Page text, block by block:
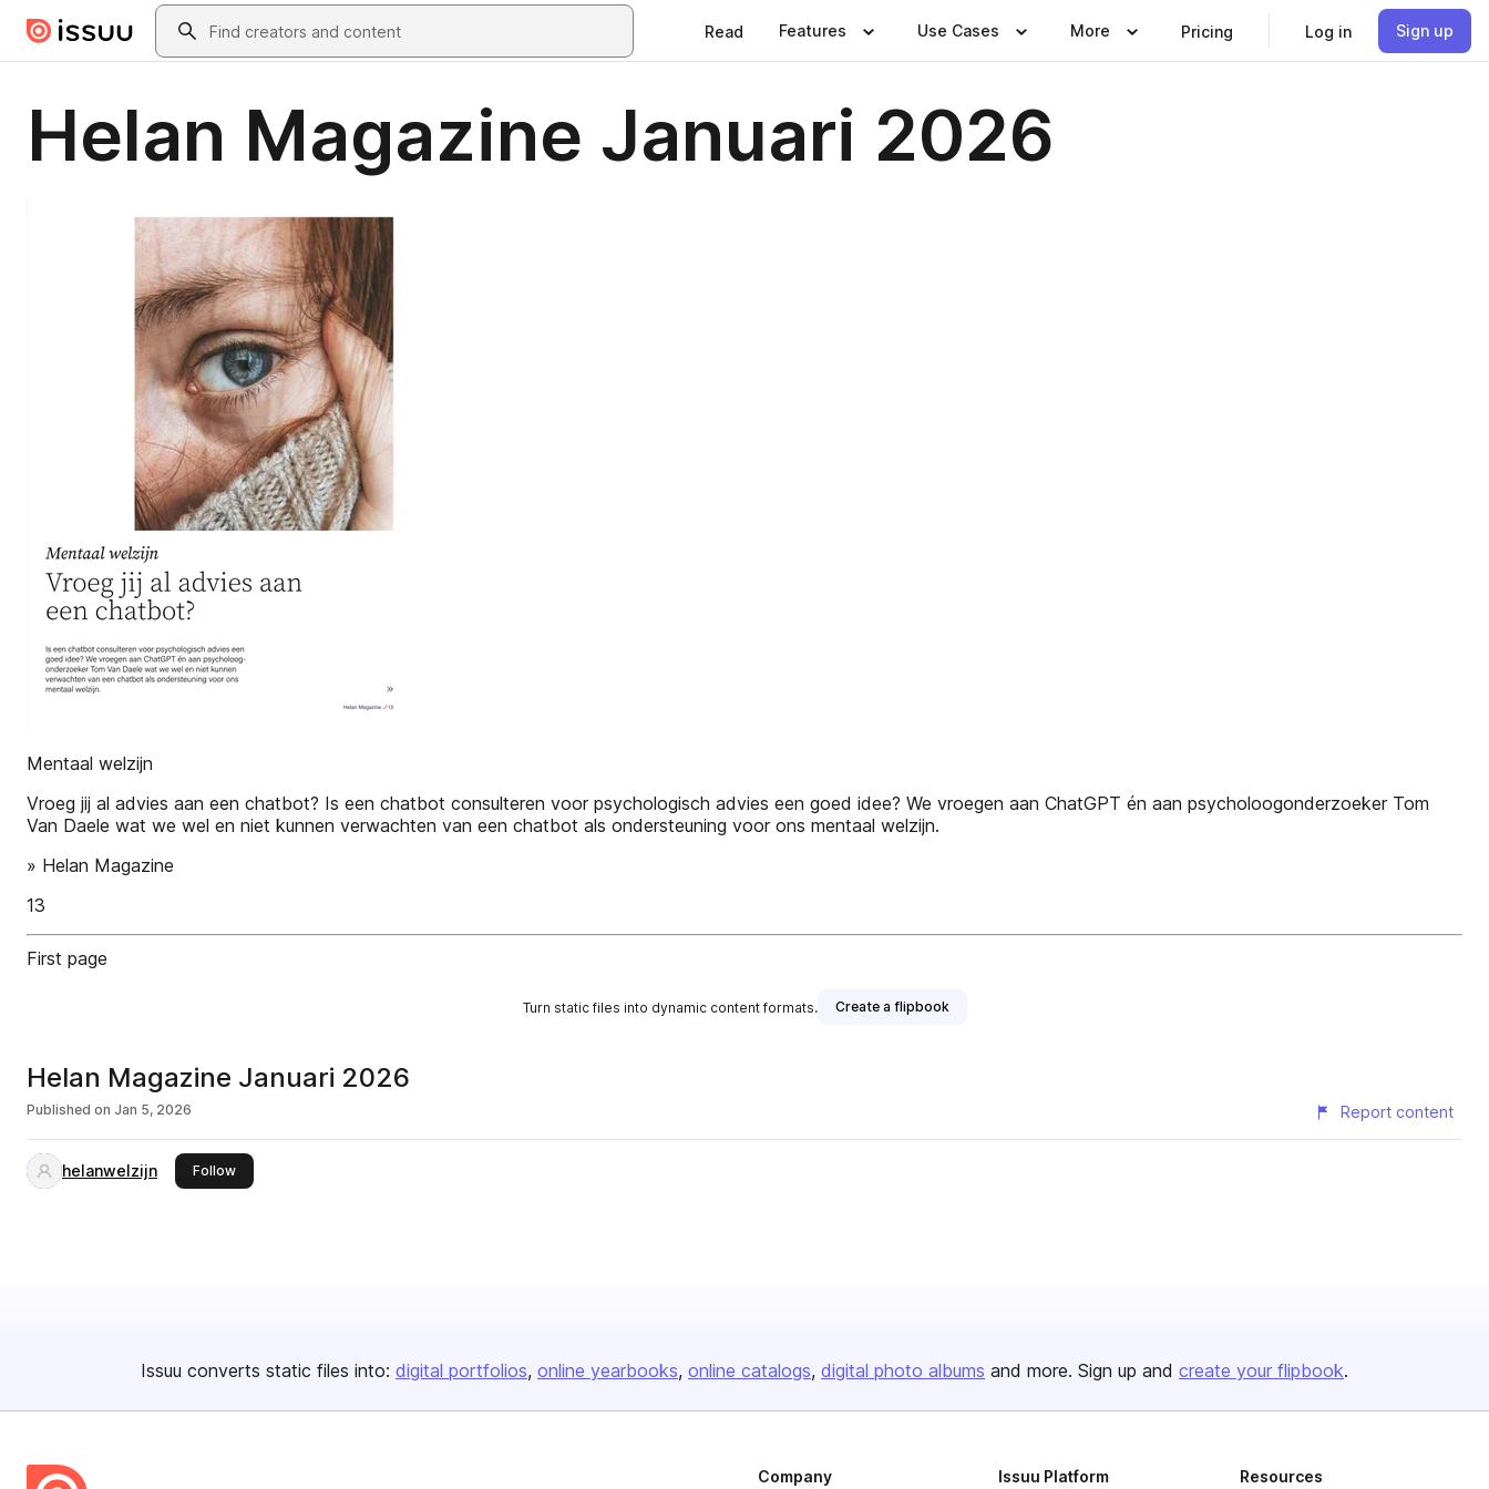
Skip to main contentSearch
Read Features Use Cases More Pricing Log in Sign up
Helan Magazine Januari 2026
Mentaal welzijn
Vroeg jij al advies aan een chatbot? Is een chatbot consulteren voor psychologisch advies een goed idee? We vroegen aan ChatGPT én aan psycholoogonderzoeker Tom
Van Daele wat we wel en niet kunnen verwachten van een chatbot als ondersteuning voor ons mentaal welzijn.
» Helan Magazine
13
First page
Turn static files into dynamic content formats. Create a flipbook
Helan Magazine Januari 2026
Published on Jan 5, 2026 Report content
helanwelzijn Followthis publisher
Issuu converts static files into: digital portfolios online yearbooks online catalogs digital photo albums and more. Sign up and create your flipbook.
Company Issuu Platform Resources